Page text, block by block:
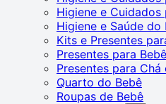
Higiene e Cuidados
Higiene e Saúde do
Kits e Presentes
Presentes para
Presentes para Chá
Quarto do Bebê
Roupas de Bebê